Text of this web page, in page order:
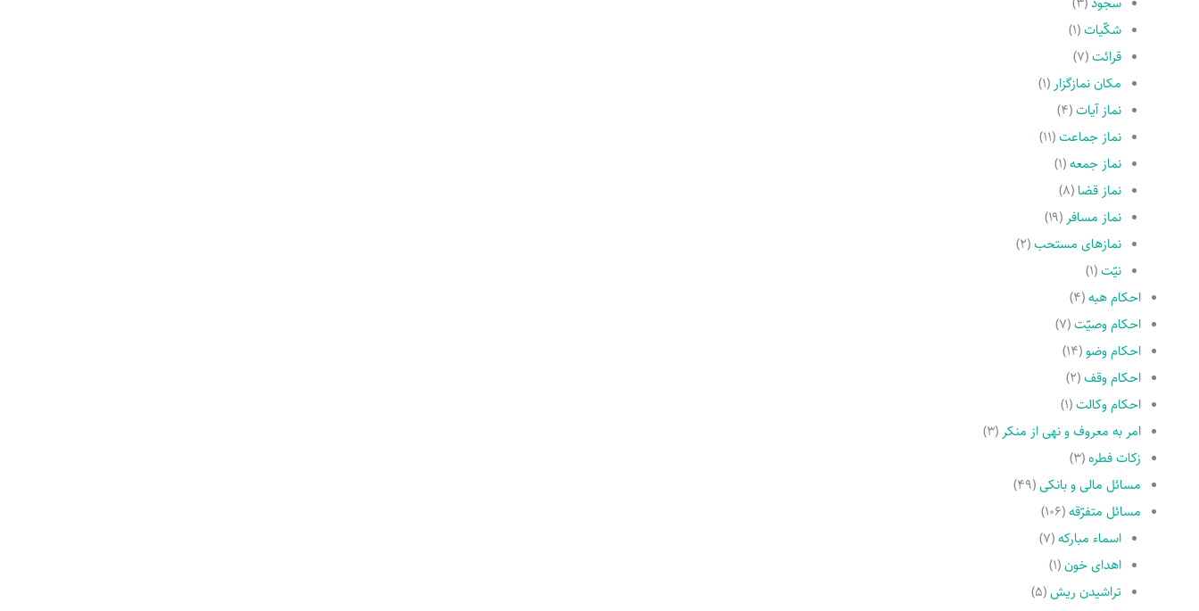
شکّیات(۱)
قرائت(۷)
مکان نمازگزار (۱)
نماز آیات(۴)
نماز جماعت(۱۱)
نماز جمعه(۱)
نماز قضا(۸)
نماز مسافر (۱۹)
نمازهاى مستحب(۲)
نیّت(۱)
احکام هبه(۴)
احکام وصیّت(۷)
احکام وضو(۱۴)
احکام وقف(۲)
احکام وکالت(۱)
امر به معروف و نهى از منکر (۳)
زکات فطره(۳)
مسائل مالی و بانکی(۴۹)
مسائل متفرّقه(۱۰۶)
اسماء مبارکه(۷)
اهدای خون(۱)
تراشیدن ریش(۵)